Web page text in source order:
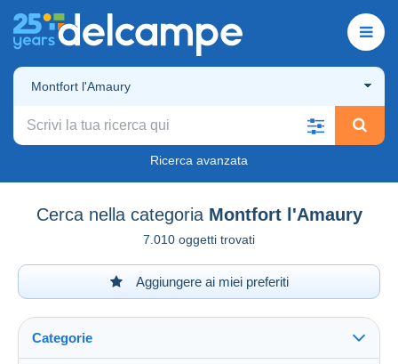
Montfort l'Amaury
Ricerca avanzata
Cerca nella categoria Montfort l'Amaury
7.010 oggetti trovati
Aggiungere ai miei preferiti
Categorie